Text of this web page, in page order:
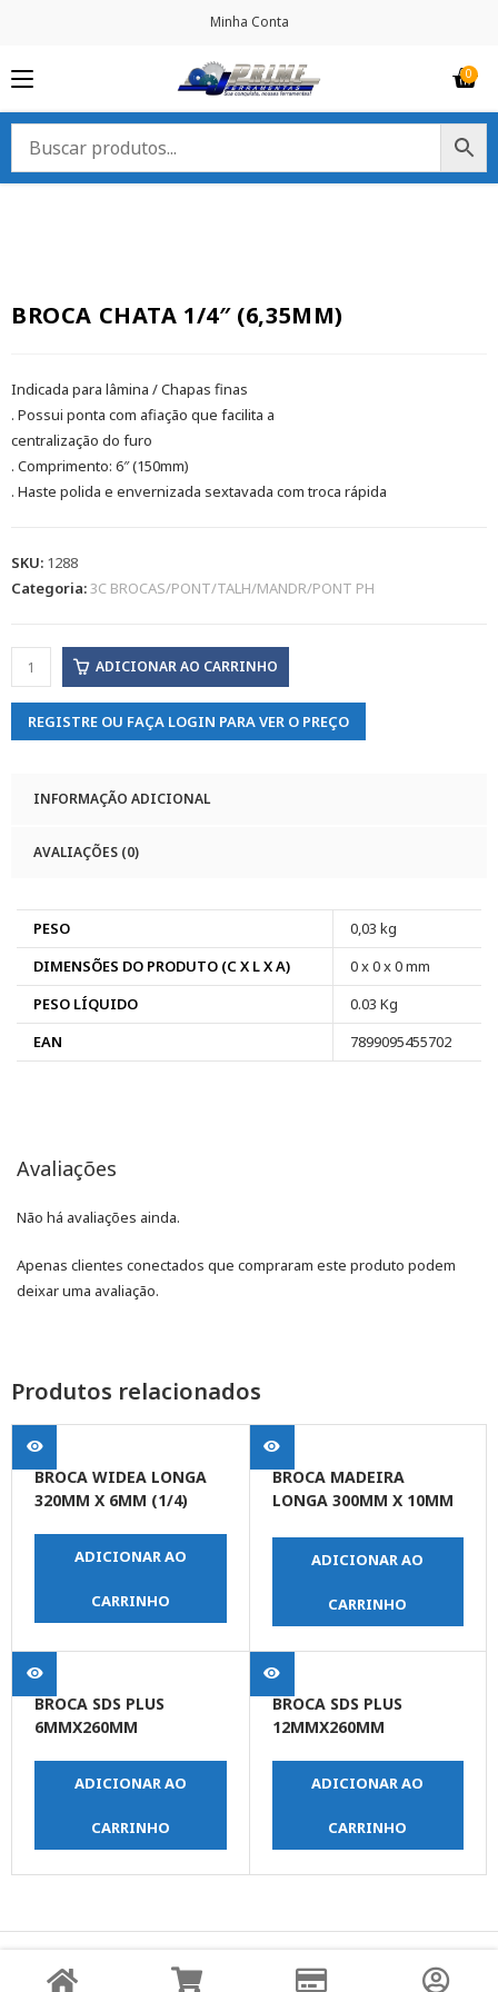
Minha Conta
BROCA CHATA 1/4″ (6,35MM)
Indicada para lâmina / Chapas finas
. Possui ponta com afiação que facilita a
centralização do furo
. Comprimento: 6″ (150mm)
. Haste polida e envernizada sextavada com troca rápida
SKU: 1288
Categoria:3C BROCAS/PONT/TALH/MANDR/PONT PH
ADICIONAR AO CARRINHO
REGISTRE OU FAÇA LOGIN PARA VER O PREÇO
INFORMAÇÃO ADICIONAL
AVALIAÇÕES (0)
PESO
0,03 kg
DIMENSÕES DO PRODUTO (C X L X A)
0 x 0 x 0 mm
PESO LÍQUIDO
0.03 Kg
EAN
7899095455702
Avaliações
Não há avaliações ainda.
Apenas clientes conectados que compraram este produto podem
deixar uma avaliação.
Produtos relacionados
BROCA WIDEA LONGA
320MM X 6MM (1/4)
ADICIONAR AO
CARRINHO
BROCA MADEIRA
LONGA 300MM X 10MM
ADICIONAR AO
CARRINHO
BROCA SDS PLUS
6MMX260MM
ADICIONAR AO
CARRINHO
BROCA SDS PLUS
12MMX260MM
ADICIONAR AO
CARRINHO
© Copyright JPrime Ferramentas - Todos os Direitos
Reservados - Desenvolvido por UNO Studio Digital.